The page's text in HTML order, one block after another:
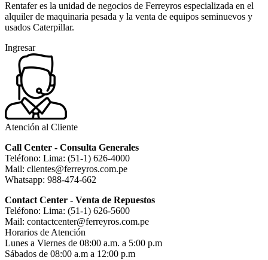
Rentafer es la unidad de negocios de Ferreyros especializada en el
alquiler de maquinaria pesada y la venta de equipos seminuevos y
usados Caterpillar.
Ingresar
Atención al Cliente
Call Center - Consulta Generales
Teléfono: Lima: (51-1) 626-4000
Mail: clientes@ferreyros.com.pe
Whatsapp: 988-474-662
Contact Center - Venta de Repuestos
Teléfono: Lima: (51-1) 626-5600
Mail: contactcenter@ferreyros.com.pe
Horarios de Atención
Lunes a Viernes de 08:00 a.m. a 5:00 p.m
Sábados de 08:00 a.m a 12:00 p.m